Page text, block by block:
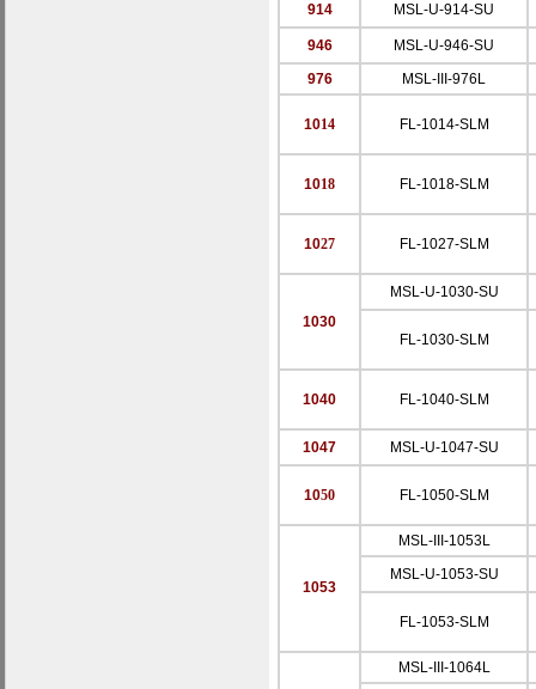
914
MSL-U-914-SU
946 MSL-U-946-SU
976
MSL-III-976L
1014 FL-1014-SLM
1018 FL-1018-SLM
1027 FL-1027-SLM
1030
MSL-U-1030-SU
FL-1030-SLM
1040 FL-1040-SLM
1047 MSL-U-1047-SU
1050 FL-1050-SLM
1053
MSL-III-1053L
MSL-U-1053-SU
FL-1053-SLM
MSL-III-1064L